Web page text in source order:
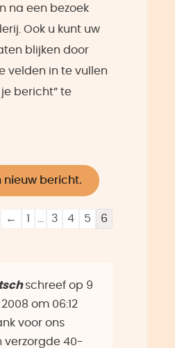
na een bezoek
Ook u kunt uw
blijken door
velden in te vullen
bericht” te
Navigatie
← 1 3 4 5 6
schreef op 9
om 06:12
voor ons
verzorgde 40-